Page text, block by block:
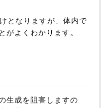
となりますが、体内で
がよくわかります。
生成を阻害しますの